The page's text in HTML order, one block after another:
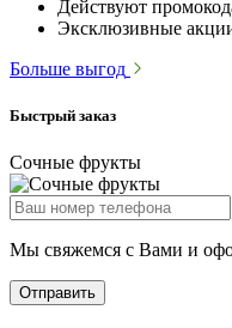
Действуют
Эксклюзивные
Больше выгод
Быстрый заказ
Сочные фрукты
Мы свяжемся с Вами и
Отправить